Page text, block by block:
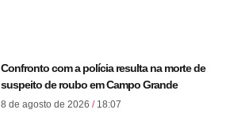
Confronto com a polícia resulta na morte de
suspeito de roubo em Campo Grande
8 de agosto de 2026 18:07